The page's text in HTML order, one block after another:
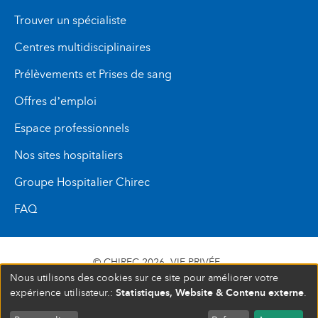
Trouver un spécialiste
Centres multidisciplinaires
Prélèvements et Prises de sang
Offres d’emploi
Espace professionnels
Nos sites hospitaliers
Groupe Hospitalier Chirec
FAQ
© CHIREC 2026 VIE PRIVÉE
SIÈGE SOCIAL BOULEVARD DU TRIOMPHE 201 1160
BRUXELLES N° D’ENTREPRISE : 472 937 059
Nous utilisons des cookies sur ce site pour améliorer votre
expérience utilisateur.: Statistiques, Website & Contenu externe.